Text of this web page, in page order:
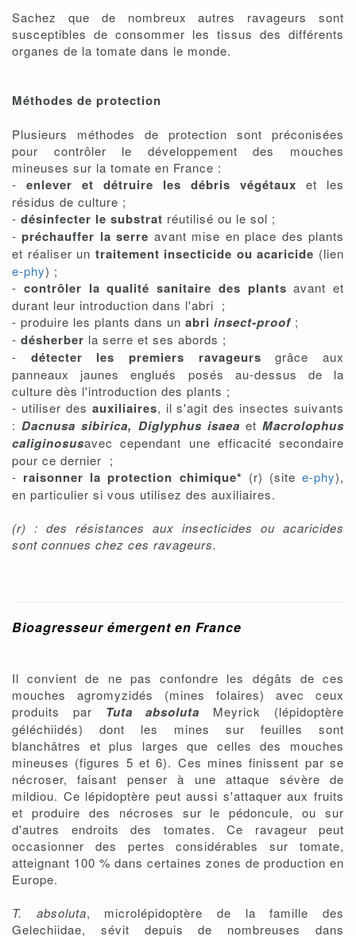
Sachez que de nombreux autres ravageurs sont
susceptibles de consommer les tissus des différents
organes de la tomate dans le monde.
Méthodes de protection
Plusieurs méthodes de protection sont préconisées
pour contrôler le développement des mouches
mineuses sur la tomate en France :
- enlever et détruire les débris végétaux et les
résidus de culture ;
- désinfecter le substrat réutilisé ou le sol ;
-préchauffer la serre avant mise en place des plants
et réaliser un traitement insecticide ou acaricide (lien
e-phy) ;
- contrôler la qualité sanitaire des plants avant et
durant leur introduction dans l'abri ;
- produire les plants dans un abri insect-proof ;
- désherber la serre et ses abords ;
- détecter les premiers ravageurs grâce aux
panneaux jaunes englués posés au-dessus de la
culture dès l'introduction des plants ;
- utiliser des auxiliaires, il s'agit des insectes suivants
:Dacnusa sibirica, Diglyphus isaea etMacrolophus
caliginosusavec cependant une efficacité secondaire
pour ce dernier ;
- raisonner la protection chimique* (r) (sitee-phy),
en particulier si vous utilisez des auxiliaires.
(r) : des résistances aux insecticides ou acaricides
sont connues chez ces ravageurs.
Bioagresseur émergent en France
Il convient de ne pas confondre les dégâts de ces
mouches agromyzidés (mines folaires) avec ceux
produits par Tuta absoluta Meyrick (lépidoptère
géléchiidés) dont les mines sur feuilles sont
blanchâtres et plus larges que celles des mouches
mineuses (figures 5 et 6). Ces mines finissent par se
nécroser, faisant penser à une attaque sévère de
mildiou. Ce lépidoptère peut aussi s'attaquer aux fruits
et produire des nécroses sur le pédoncule, ou sur
d'autres endroits des tomates. Ce ravageur peut
occasionner des pertes considérables sur tomate,
atteignant 100 % dans certaines zones de production en
Europe.
T. absoluta, microlépidoptère de la famille des
Gelechiidae, sévit depuis de nombreuses dans